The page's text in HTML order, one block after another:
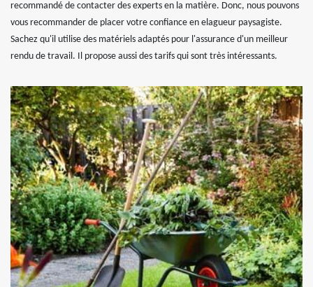
recommandé de contacter des experts en la matière. Donc, nous pouvons
vous recommander de placer votre confiance en elagueur paysagiste.
Sachez qu'il utilise des matériels adaptés pour l'assurance d'un meilleur
rendu de travail. Il propose aussi des tarifs qui sont très intéressants.